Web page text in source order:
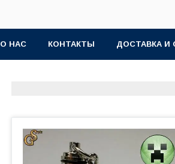
О НАС КОНТАКТЫ ДОСТАВКА И